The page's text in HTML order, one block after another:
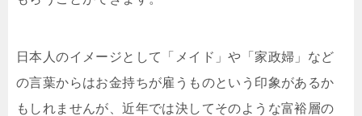
日本人のイメージとして「メイド」や「家政婦」など
の言葉からはお金持ちが雇うものという印象があるか
もしれませんが、近年では決してそのような富裕層の